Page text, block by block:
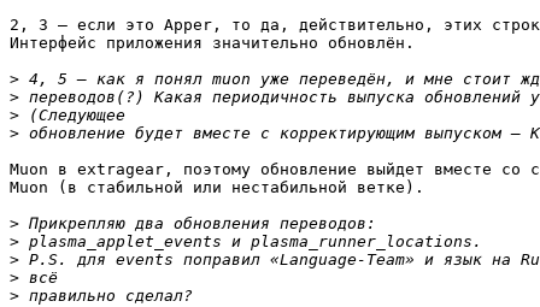
2, 3 — если это Apper, то да, действительно, этих
Интерфейс приложения значительно обновлён.
>
>
>
>
Muon в extragear, поэтому обновление выйдет вместе со
Muon (в стабильной или нестабильной ветке).
>
>
>
>
>